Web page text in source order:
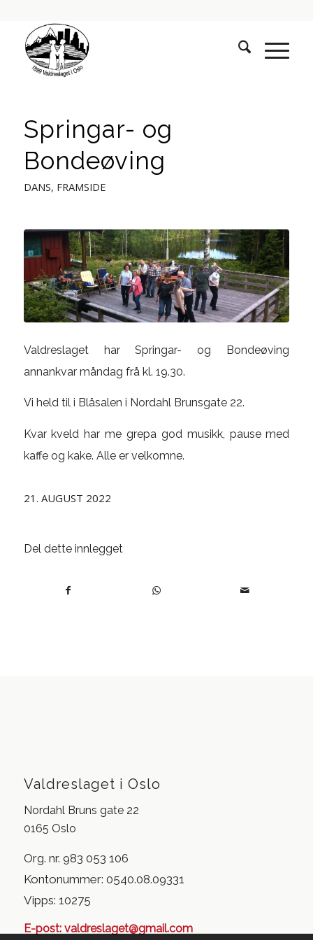
Springar- og
Bondeøving
DANS, FRAMSIDE
Valdreslaget har Springar- og Bondeøving
annankvar måndag frå kl. 19.30.
Vi held til i Blåsalen i Nordahl Brunsgate 22.
Kvar kveld har me grepa god musikk, pause med
kaffe og kake. Alle er velkomne.
21. AUGUST 2022
Del dette innlegget
Valdreslaget i Oslo
Nordahl Bruns gate 22
0165 Oslo
Org. nr. 983 053 106
Kontonummer: 0540.08.09331
Vipps: 10275
E-post:valdreslaget@gmail.com